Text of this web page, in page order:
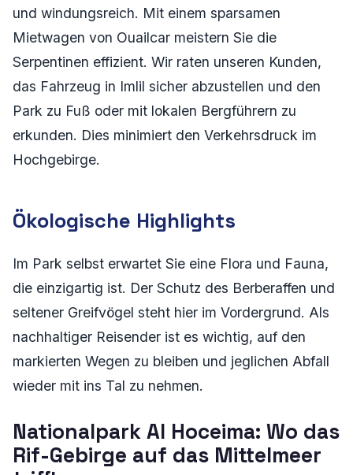
und windungsreich. Mit einem sparsamen
Mietwagen von Ouailcar meistern Sie die
Serpentinen effizient. Wir raten unseren Kunden,
das Fahrzeug in Imlil sicher abzustellen und den
Park zu Fuß oder mit lokalen Bergführern zu
erkunden. Dies minimiert den Verkehrsdruck im
Hochgebirge.
Ökologische Highlights
Im Park selbst erwartet Sie eine Flora und Fauna,
die einzigartig ist. Der Schutz des Berberaffen und
seltener Greifvögel steht hier im Vordergrund. Als
nachhaltiger Reisender ist es wichtig, auf den
markierten Wegen zu bleiben und jeglichen Abfall
wieder mit ins Tal zu nehmen.
Nationalpark Al Hoceima: Wo das
Rif-Gebirge auf das Mittelmeer